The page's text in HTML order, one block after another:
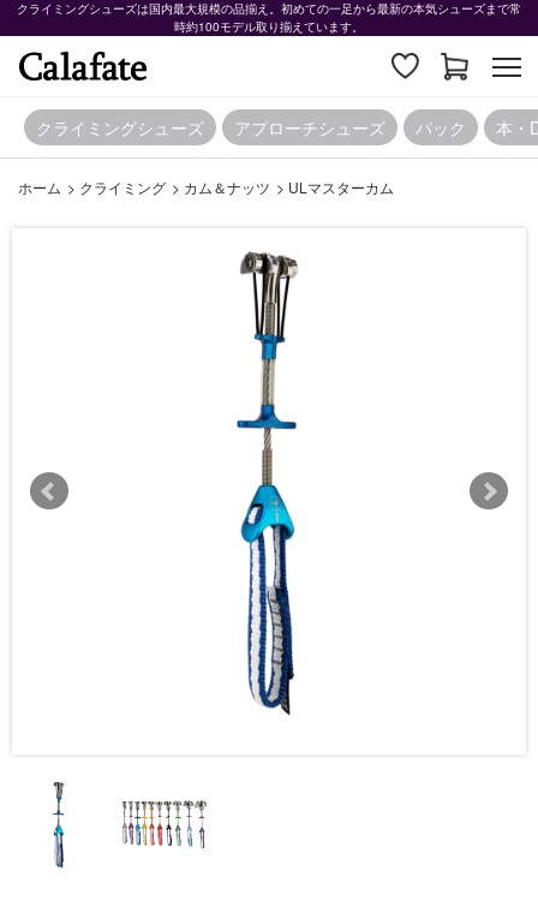
クライミングシューズは国内最大規模の品揃え。初めての一足から最新の本気シューズまで常
時約100モデル取り揃えています。
クライミングシューズ アプローチシューズ パック 本・
ホーム > クライミング > カム＆ナッツ > ULマスターカム